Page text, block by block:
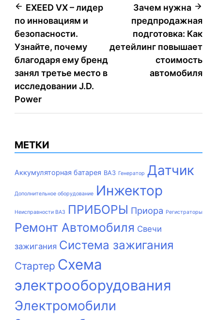
Навигация
по
записям
EXEED VX – лидер
по инновациям и
безопасности.
Узнайте, почему
благодаря ему бренд
занял третье место в
исследовании J.D.
Power
Зачем нужна
предпродажная
подготовка: Как
детейлинг повышает
стоимость
автомобиля
МЕТКИ
Аккумуляторная батарея ВАЗ Генератор Датчик
Дополнительное оборудование Инжектор
Неисправности ВАЗ ПРИБОРЫ Приора Регистраторы
Ремонт Автомобиля Свечи
зажигания Система зажигания
Стартер Схема
электрооборудования
Электромобили